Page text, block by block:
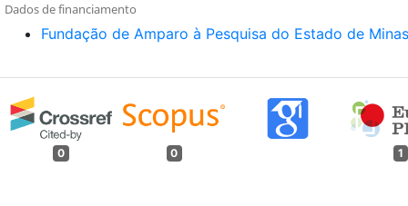
Dados de financiamento
Fundação de Amparo à Pesquisa do Estado de
0 0 1